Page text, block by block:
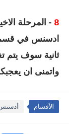
8 - المرحلة
ثانية سوف يتم
واتمنى ان
الأقسام